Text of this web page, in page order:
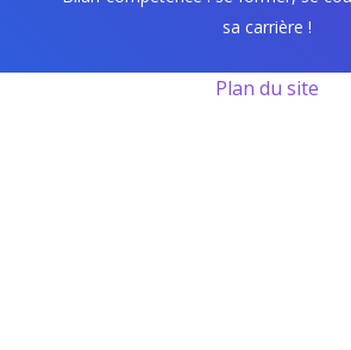
sa carrière !
Plan du site